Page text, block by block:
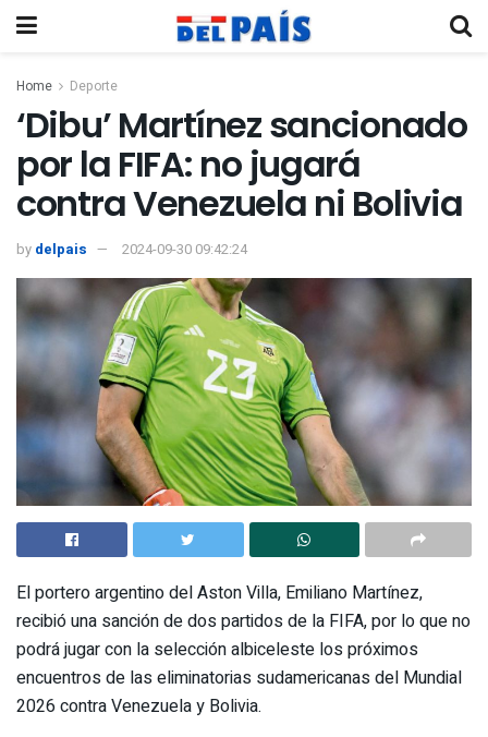
Home Deporte
‘Dibu’ Martínez sancionado
por la FIFA: no jugará
contra Venezuela ni Bolivia
by delpais 2024-09-30 09:42:24
El portero argentino del Aston Villa, Emiliano Martínez,
recibió una sanción de dos partidos de la FIFA, por lo que no
podrá jugar con la selección albiceleste los próximos
encuentros de las eliminatorias sudamericanas del Mundial
2026 contra Venezuela y Bolivia.